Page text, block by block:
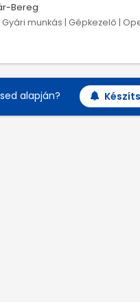
Bereg
munkás | Gépkezelő |
alapján?